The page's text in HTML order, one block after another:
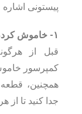
پیستونی
۱- خاموش کردن و ایمن‌سازی
قبل از
کمپرسور
همچنین،
جدا کنید تا از